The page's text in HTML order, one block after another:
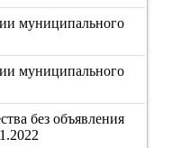
муниципального
муниципального
без объявления